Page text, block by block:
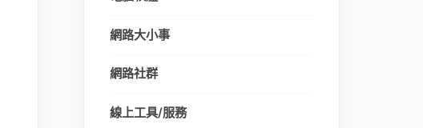
網路大小事
網路社群
線上工具/服務